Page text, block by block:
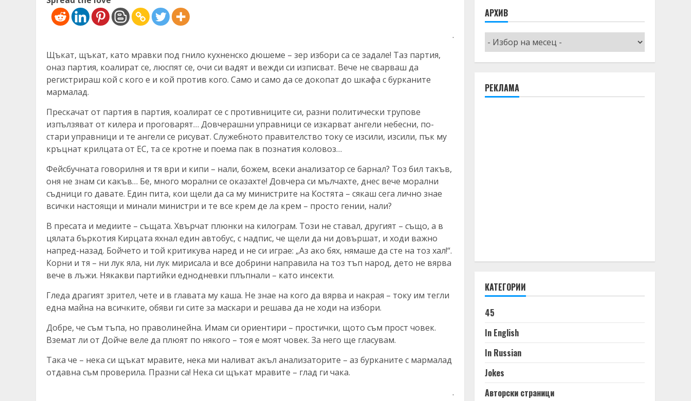
.
Щъкат, щъкат, като мравки под гнило кухненско дюшеме – зер избори са се задале! Таз партия,
оназ партия, коалират се, люспят се, очи си вадят и вежди си изписват. Вече не сварваш да
регистрираш кой с кого е и кой против кого. Само и само да се докопат до шкафа с бурканите
мармалад.
Прескачат от партия в партия, коалират се с противниците си, разни политически трупове
изпълзяват от килера и проговарят… Довчерашни управници се изкарват ангели небесни, по-
стари управници и те ангели се рисуват. Служебното правителство току се изсили, изсили, пък му
кръцнат крилцата от ЕС, та се кротне и поема пак в познатия коловоз…
Фейсбучната говорилня и тя ври и кипи – нали, божем, всеки анализатор се барнал? Тоз бил такъв,
оня не знам си какъв… Бе, много морални се оказахте! Довчера си мълчахте, днес вече морални
съдници го давате. Един пита, кои щели да са му министрите на Костята – сякаш сега лично знае
всички настоящи и минали министри и те все крем де ла крем – просто гении, нали?
В пресата и медиите – същата. Хвърчат плюнки на килограм. Този не ставал, другият – също, а в
цялата бъркотия Кирцата яхнал един автобус, с надпис, че щели да ни довършат, и ходи важно
напред-назад. Бойчето и той критикува наред и не си играе: „Аз ако бях, нямаше да сте на тоз хал!“.
Корни и тя – ни лук яла, ни лук мирисала и все добрини направила на тоз тъп народ, дето не вярва
вече в лъжи. Някакви партийки еднодневки плъпнали – като инсекти.
Гледа драгият зрител, чете и в главата му каша. Не знае на кого да вярва и накрая – току им тегли
една майна на всичките, обяви ги сите за маскари и решава да не ходи на избори.
Добре, че съм тъпа, но праволинейна. Имам си ориентири – простички, щото съм прост човек.
Вземат ли от Дойче веле да плюят по някого – тоя е моят човек. За него ще гласувам.
Така че – нека си щъкат мравите, нека ми наливат акъл анализаторите – аз бурканите с мармалад
отдавна съм проверила. Празни са! Нека си щъкат мравите – глад ги чака.
.
АРХИВ
Архив
РЕКЛАМА
КАТЕГОРИИ
45
In English
In Russian
Jokes
Авторски страници